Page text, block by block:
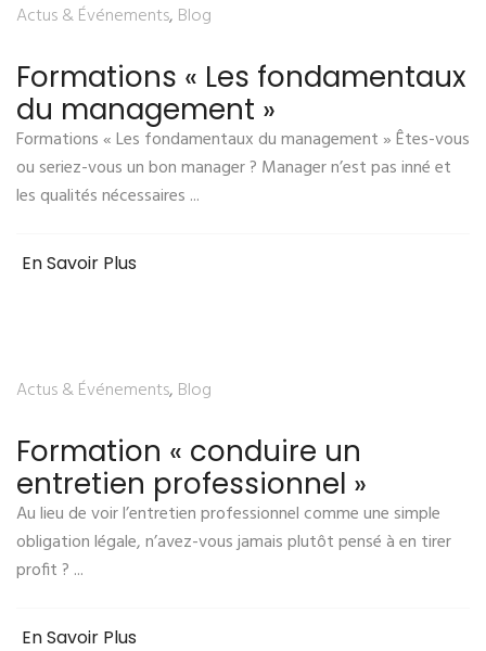
Actus & Événements, Blog
Formations « Les fondamentaux
du management »
Formations « Les fondamentaux du management » Êtes-vous
ou seriez-vous un bon manager ? Manager n’est pas inné et
les qualités nécessaires ...
En Savoir Plus
Actus & Événements, Blog
Formation « conduire un
entretien professionnel »
Au lieu de voir l’entretien professionnel comme une simple
obligation légale, n’avez-vous jamais plutôt pensé à en tirer
profit ? ...
En Savoir Plus